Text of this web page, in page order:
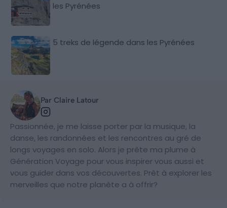
les Pyrénées
5 treks de légende dans les Pyrénées
Par Claire Latour
Passionnée, je me laisse porter par la musique, la
danse, les randonnées et les rencontres au gré de
longs voyages en solo. Alors je prête ma plume à
Génération Voyage pour vous inspirer vous aussi et
vous guider dans vos découvertes. Prêt à explorer les
merveilles que notre planète a à offrir?